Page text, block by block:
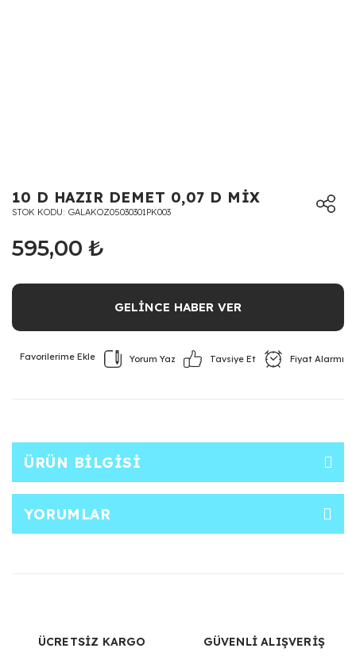
10 D HAZIR DEMET 0,07 D MİX
STOK KODU GALAKOZ05030301PK003
595,00 ₺
GELİNCE HABER VER
Yorum Yaz Tavsiye Et Fiyat Alarmı
ÜRÜN BILGISI
YORUMLAR
ÜCRETSİZ KARGO GÜVENLİ ALIŞVERİŞ